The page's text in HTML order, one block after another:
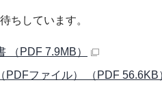
ちしています。
（PDF 7.9MB）
PDFファイル） （PDF 56.6KB